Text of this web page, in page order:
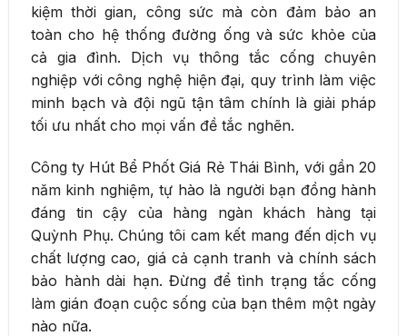
kiệm thời gian, công sức mà còn đảm bảo an
toàn cho hệ thống đường ống và sức khỏe của
cả gia đình. Dịch vụ thông tắc cống chuyên
nghiệp với công nghệ hiện đại, quy trình làm việc
minh bạch và đội ngũ tận tâm chính là giải pháp
tối ưu nhất cho mọi vấn đề tắc nghẽn.
Công ty Hút Bể Phốt Giá Rẻ Thái Bình, với gần 20
năm kinh nghiệm, tự hào là người bạn đồng hành
đáng tin cậy của hàng ngàn khách hàng tại
Quỳnh Phụ. Chúng tôi cam kết mang đến dịch vụ
chất lượng cao, giá cả cạnh tranh và chính sách
bảo hành dài hạn. Đừng để tình trạng tắc cống
làm gián đoạn cuộc sống của bạn thêm một ngày
nào nữa.